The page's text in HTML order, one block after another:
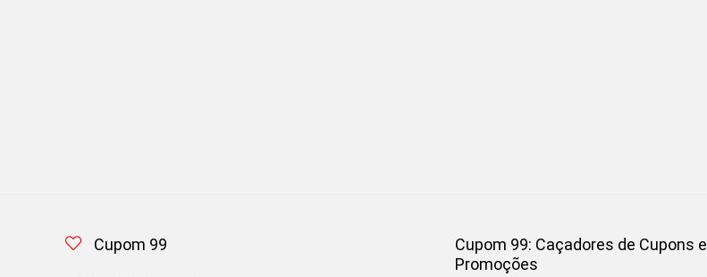
Cupom 99
Cupom 99: Caçadores de Cupons e
Promoções